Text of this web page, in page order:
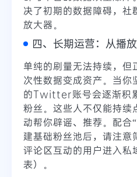
决了初期的数据障碍，社
放大器。
四、长期运营：从播
单纯的刷量无法持续，但
次性数据变成资产。当你
的Twitter账号会逐渐积
粉丝。这些人不仅能持续
动帮你辟谣、推荐。配合
建基础粉丝池后，请注意
评论区互动的用户进入
表）。